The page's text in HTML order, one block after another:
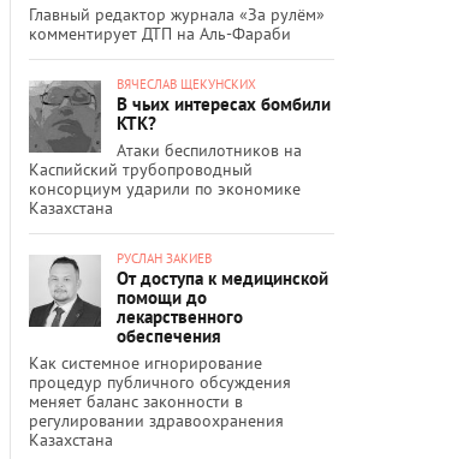
Главный редактор журнала «За рулём»
комментирует ДТП на Аль-Фараби
ВЯЧЕСЛАВ ЩЕКУНСКИХ
В чьих интересах бомбили
КТК?
Атаки беспилотников на
Каспийский трубопроводный
консорциум ударили по экономике
Казахстана
РУСЛАН ЗАКИЕВ
От доступа к медицинской
помощи до
лекарственного
обеспечения
Как системное игнорирование
процедур публичного обсуждения
меняет баланс законности в
регулировании здравоохранения
Казахстана